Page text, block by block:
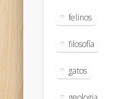
felinos
filosofía
gatos